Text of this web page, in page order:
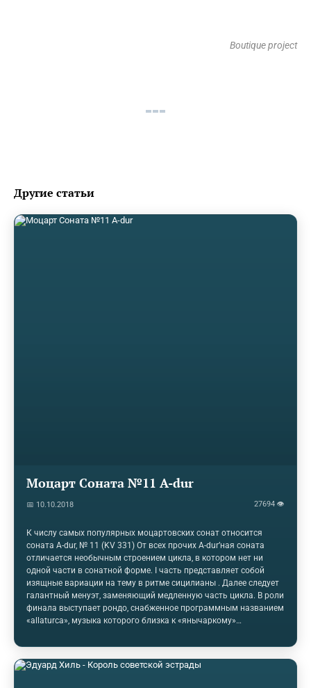
Boutique project
Другие статьи
Моцарт Соната №11 A-dur
📅 10.10.2018 27694 👁
К числу самых популярных моцартовских сонат относится
соната A-dur, № 11 (KV 331) От всех прочих A-dur’ная соната
отличается необычным строением цикла, в котором нет ни
одной части в сонатной форме. I часть представляет собой
изящные вариации на тему в ритме сицилианы . Далее следует
галантный менуэт, заменяющий медленную часть цикла. В роли
финала выступает рондо, снабженное программным названием
«allaturca», музыка которого близка к «янычаркому»
XVIII века, особенно во французской опере. Он ярко представлен
и в «Похищении из сераля», первой венской опере Моцарта. Для
него характерно быстрое движение в двухдольном размере,